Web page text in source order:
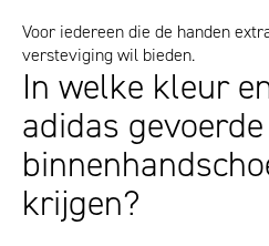
Voor iedereen die de handen
versteviging wil bieden.
In welke kleur
adidas gevoerde
krijgen?